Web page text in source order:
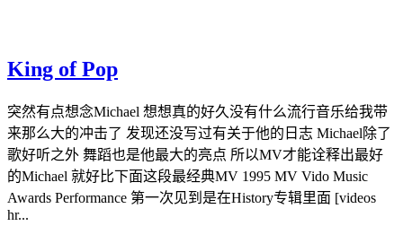
King of Pop
突然有点想念Michael 想想真的好久没有什么流行音乐给我带
来那么大的冲击了 发现还没写过有关于他的日志 Michael除了
歌好听之外 舞蹈也是他最大的亮点 所以MV才能诠释出最好
的Michael 就好比下面这段最经典MV 1995 MV Vido Music
Awards Performance 第一次见到是在History专辑里面 [videos
hr...